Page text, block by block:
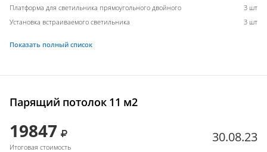
Платформа для светильника прямоугольного двойного
3 шт
Установка встраиваемого светильника
3 шт
Показать полный список
Парящий потолок 11 м2
19847
Итоговая стоимость
30.08.23